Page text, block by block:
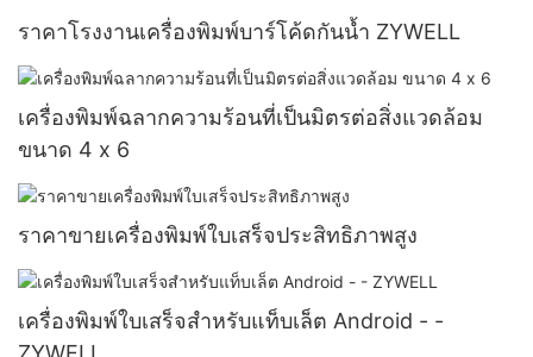
ราคาโรงงานเครื่องพิมพ์บาร์โค้ดกันน้ำ ZYWELL
เครื่องพิมพ์ฉลากความร้อนที่เป็นมิตรต่อสิ่งแวดล้อม
ขนาด 4 x 6
ราคาขายเครื่องพิมพ์ใบเสร็จประสิทธิภาพสูง
เครื่องพิมพ์ใบเสร็จสำหรับแท็บเล็ต Android - -